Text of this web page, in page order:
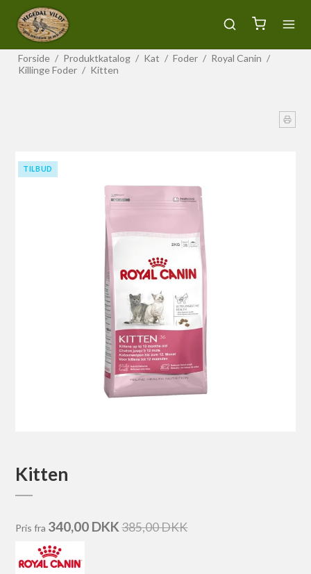
Forside / Produktkatalog / Kat / Foder / Royal Canin /
Killinge Foder / Kitten
TILBUD
Kitten
Pris fra 340,00 DKK 385,00 DKK